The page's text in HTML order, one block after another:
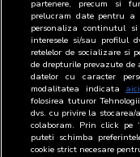
46 de publicații
documentele
Cifrele de de
difuzare .
partenere, precum si
prelucram date pentru a
personaliza continutul
interesele si/sau profilul
retelelor de socializare si
de drepturile prevazute
datelor cu caracter
modalitatea indicata aici
folosirea tuturor
dvs. cu privire la stocarea/
colaboram. Prin click pe
puteti schimba
cookie strict necesare